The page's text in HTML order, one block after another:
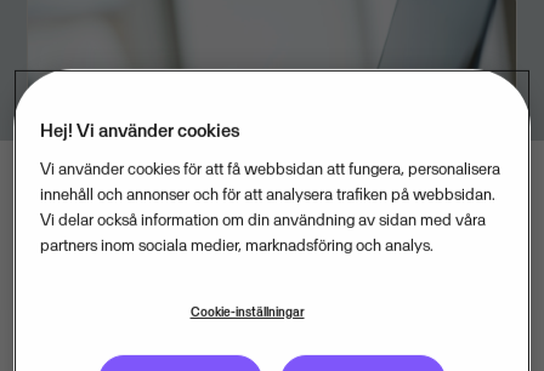
Hej! Vi använder cookies
Vi använder cookies för att få webbsidan att fungera, personalisera
innehåll och annonser och för att analysera trafiken på webbsidan.
Vi delar också information om din användning av sidan med våra
partners inom sociala medier, marknadsföring och analys.
Cookie-inställningar